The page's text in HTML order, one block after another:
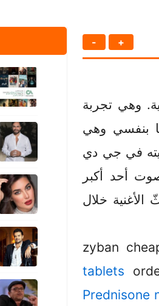
+
-
وهي تجربة
بنفسي وهي
في جي دي
أحد أكبر
خلال
zyban
tablets
Prednisone